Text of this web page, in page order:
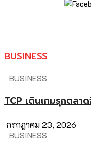
BUSINESS
BUSINESS
TCP เดินเกมรุกตล
กรกฎาคม 23, 2026
BUSINESS